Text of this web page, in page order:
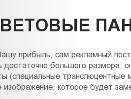
прибыль, сам рекламный
большого размера,
(специальные
изображение, которое будет